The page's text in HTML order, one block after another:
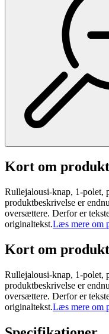
Kort om
Rullejalousi-knap, 1-
produktbeskrivelse er
oversættere. Derfor er
originaltekst.Læs mere om
Kort om
Rullejalousi-knap, 1-
produktbeskrivelse er
oversættere. Derfor er
originaltekst.Læs mere om